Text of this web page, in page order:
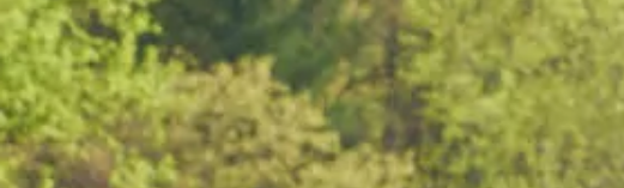
Garantía e información de mantenimiento
Servicio y mantenimiento
Cobertura de mantenimiento
Calendario de mantenimiento
Asistencia en carretera
Reparación de colisiones certificada
Servicio genuino de Volkswagen
Express Service
Cobertura de remolque después del servicio